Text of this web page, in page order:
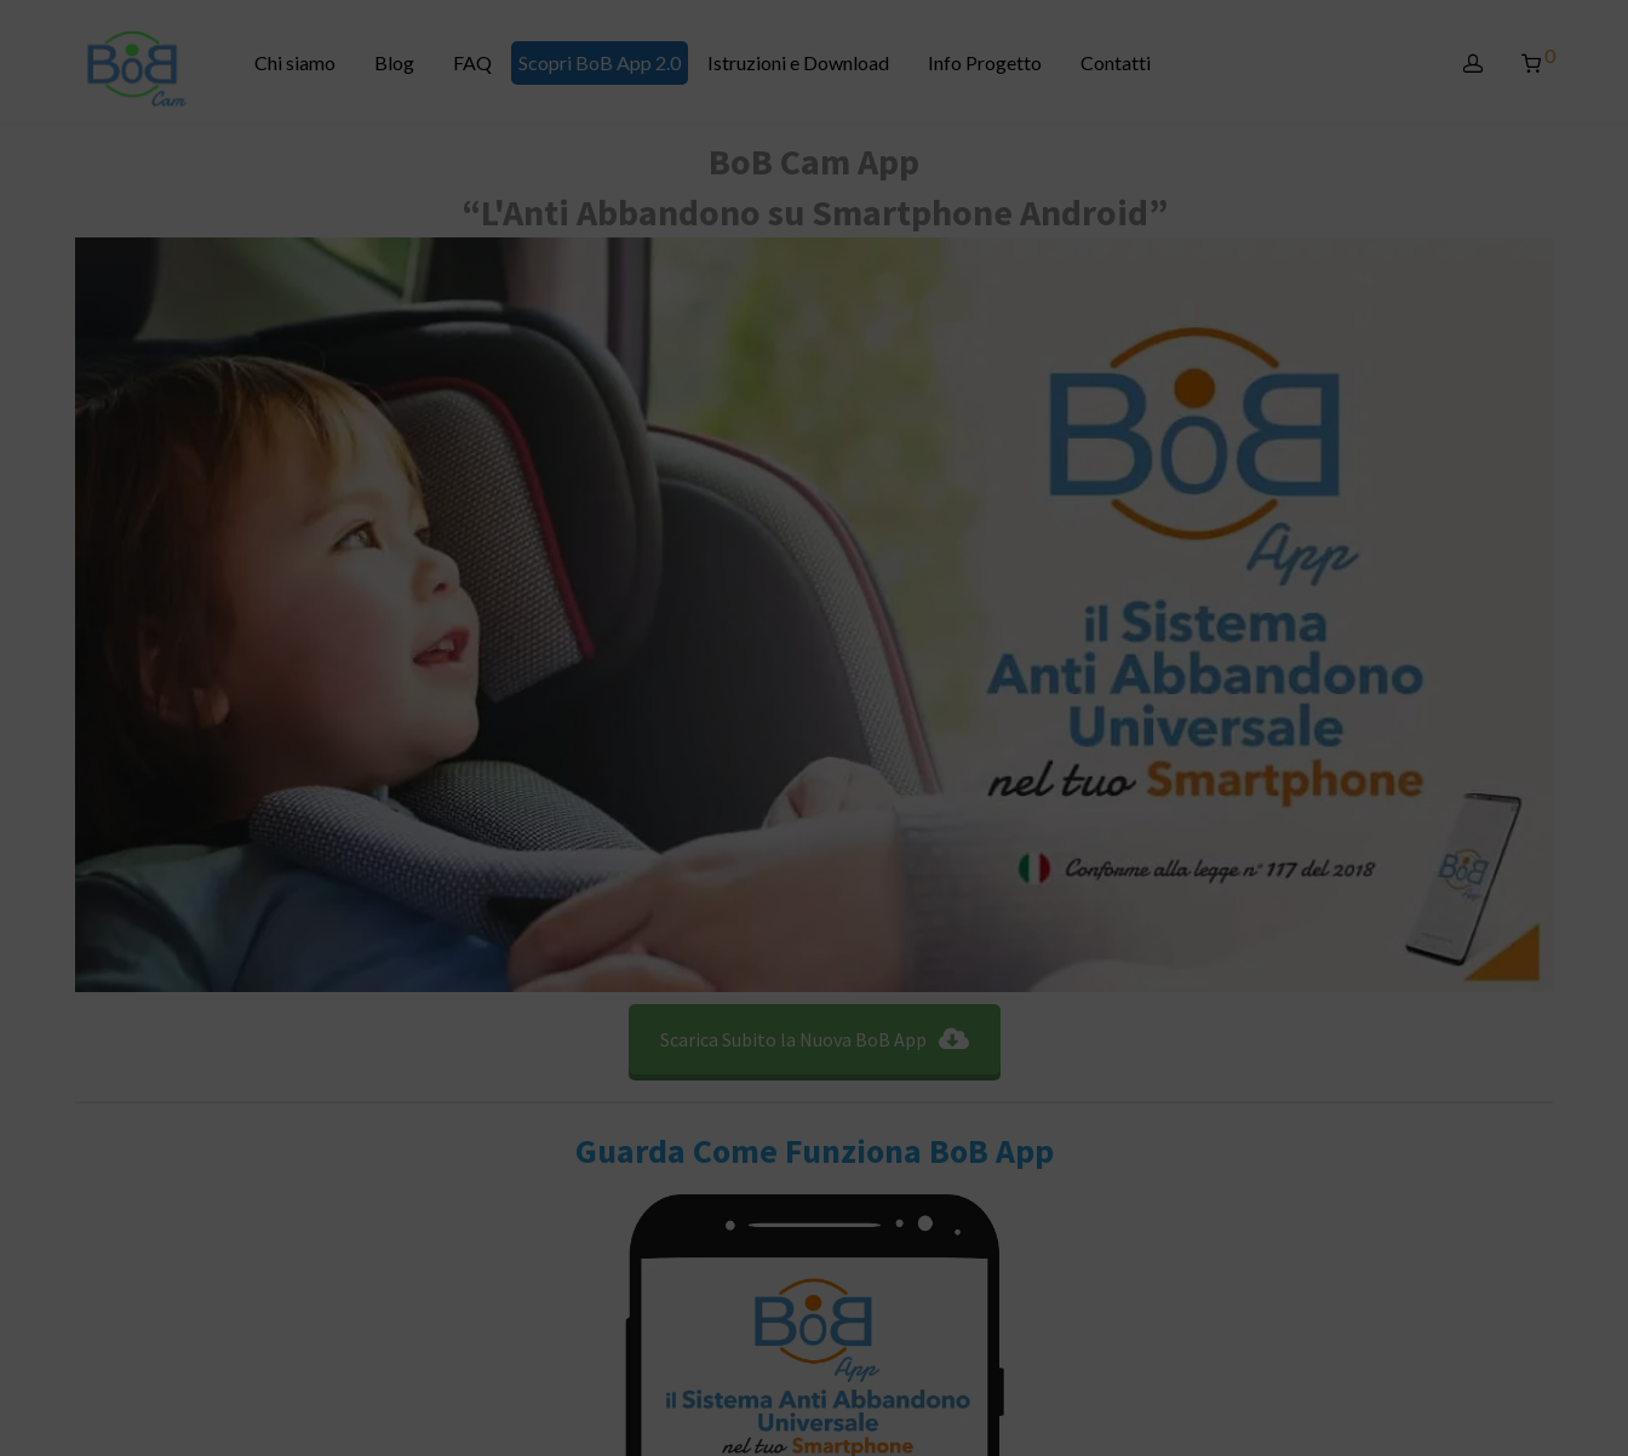
Chi siamo Blog FAQ Scopri BoB App 2.0 Istruzioni e Download Info Progetto Contatti 0
BoB Cam App
“L'Anti Abbandono su Smartphone Android”
Scarica Subito la Nuova BoB App
Guarda Come Funziona BoB App
Video
Player